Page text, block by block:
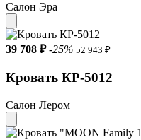
Салон Эра
39 708 ₽ -25% 52 943 ₽
Кровать КР-5012
Салон Лером